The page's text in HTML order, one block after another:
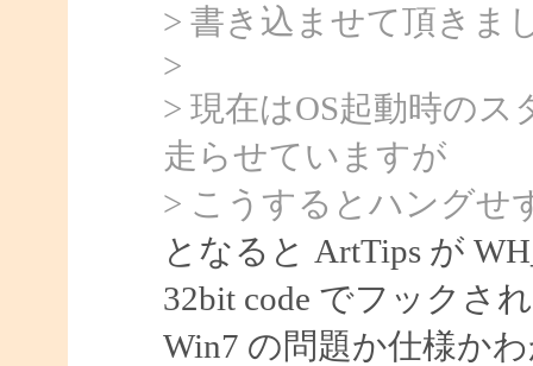
> 書き込ませて頂きま
>
> 現在はOS起動時のス
走らせていますが
> こうするとハングせ
となると ArtTips が
32bit code でフックさ
Win7 の問題か仕様か